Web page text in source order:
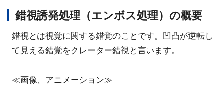
錯視誘発処理（エンボス処理）の概要
錯視とは視覚に関する錯覚のことです。凹凸が逆転し
て見える錯覚をクレーター錯視と言います。
≪画像、アニメーション≫